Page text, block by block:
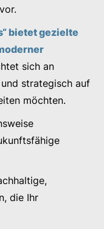
bietet gezielte
sich an
strategisch auf
möchten.
die Ihr